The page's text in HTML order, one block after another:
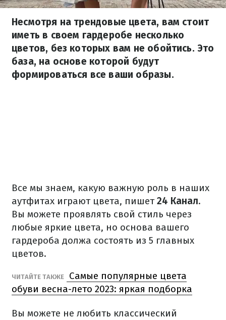
Несмотря на трендовые цвета, вам стоит
иметь в своем гардеробе несколько
цветов, без которых вам не обойтись. Это
база, на основе которой будут
формироваться все ваши образы.
Все мы знаем, какую важную роль в наших
аутфитах играют цвета, пишет24 Канал.
Вы можете проявлять свой стиль через
любые яркие цвета, но основа вашего
гардероба должа состоять из 5 главных
цветов.
ЧИТАЙТЕ ТАКЖЕ
Самые популярные цвета
обуви весна-лето 2023: яркая подборка
Вы можете не любить классический